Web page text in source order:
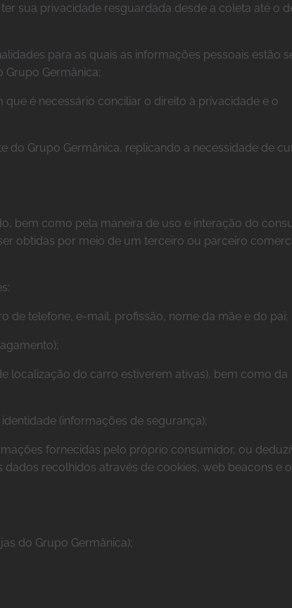
sua privacidade resguardada desde a coleta até o
para as quais as informações pessoais estão
Germânica;
é necessário conciliar o direito à privacidade e o
do Grupo Germânica, replicando a necessidade de
bem como pela maneira de uso e interação do
obtidas por meio de um terceiro ou parceiro
de telefone, e-mail, profissão, nome da mãe e do pai;
localização do carro estiverem ativas), bem como da
(informações de segurança);
fornecidas pelo próprio consumidor, ou
recolhidos através de cookies, web beacons e
do Grupo Germânica);